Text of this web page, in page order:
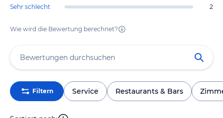
Sehr schlecht
2
Wie wird die Bewertung berechnet?
Filtern Service Restaurants & Bars